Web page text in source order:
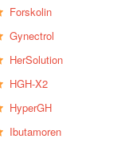
Forskolin
Gynectrol
HerSolution
HGH-X2
HyperGH
Ibutamoren